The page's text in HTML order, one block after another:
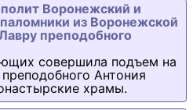
Воронежский и
из Воронежской
преподобного
совершила подъем на
Антония
храмы.